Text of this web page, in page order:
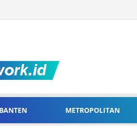
BANTEN METROPOLITAN